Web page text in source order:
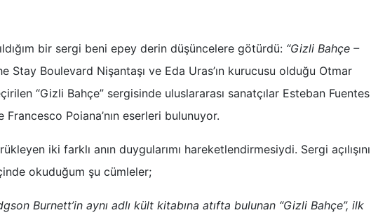
bir sergi beni epey derin düşüncelere götürdü: “Gizli Bahçe –
Stay Boulevard Nişantaşı ve Eda Uras’ın kurucusu olduğu Otmar
“Gizli Bahçe” sergisinde uluslararası sanatçılar Esteban Fuentes
Poiana’nın eserleri bulunuyor.
iki farklı anın duygularımı hareketlendirmesiydi. Sergi açılışını
okuduğum şu cümleler;
Burnett’in aynı adlı kült kitabına atıfta bulunan “Gizli Bahçe”, ilk